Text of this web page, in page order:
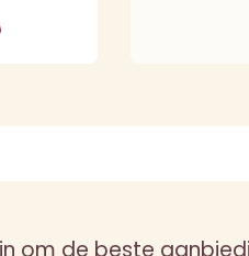
om de beste